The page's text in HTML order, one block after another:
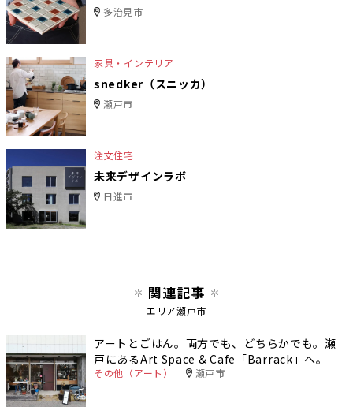
多治見市
家具・インテリア
snedker（スニッカ）
瀬戸市
注文住宅
未来デザインラボ
日進市
関連記事
エリア瀬戸市
アートとごはん。両方でも、どちらかでも。瀬
戸にあるArt Space & Cafe「Barrack」へ。
その他（アート） 瀬戸市